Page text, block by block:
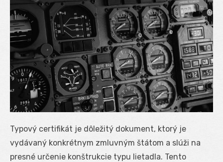
Typový certifikát je dôležitý dokument, ktorý je
vydávaný konkrétnym zmluvným štátom a slúži na
presné určenie konštrukcie typu lietadla. Tento